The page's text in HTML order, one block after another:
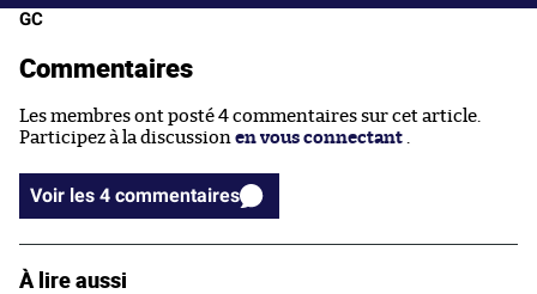
GC
Commentaires
Les membres ont posté 4 commentaires sur cet article.
Participez à la discussion en vous connectant .
Voir les 4 commentaires
À lire aussi